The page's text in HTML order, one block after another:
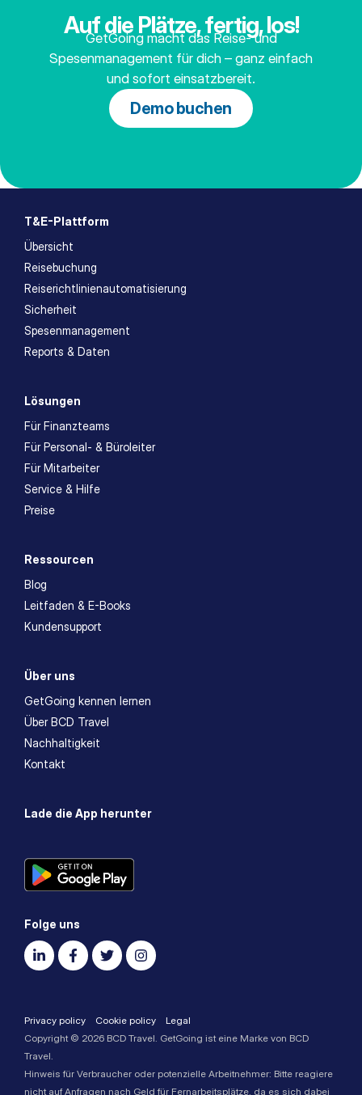
Auf die Plätze, fertig, los!
GetGoing macht das Reise- und
Spesenmanagement für dich – ganz einfach
und sofort einsatzbereit.
Demo buchen
T&E-Plattform
Übersicht
Reisebuchung
Reiserichtlinienautomatisierung
Sicherheit
Spesenmanagement
Reports & Daten
Lösungen
Für Finanzteams
Für Personal- & Büroleiter
Für Mitarbeiter
Service & Hilfe
Preise
Ressourcen
Blog
Leitfaden & E-Books
Kundensupport
Über uns
GetGoing kennen lernen
Über BCD Travel
Nachhaltigkeit
Kontakt
Lade die App herunter
Folge uns
Privacy policy Cookie policy
Legal
Copyright © 2026 BCD Travel. GetGoing ist eine Marke von BCD
Travel.
Hinweis für Verbraucher oder potenzielle Arbeitnehmer: Bitte reagiere
nicht auf Anfragen nach Geld für Fernarbeitsplätze, da es sich dabei